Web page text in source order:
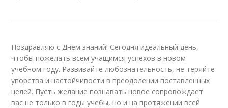
Поздравляю с Днем знаний! Сегодня идеальный день,
чтобы пожелать всем учащимся успехов в новом
учебном году. Развивайте любознательность, не теряйте
упорства и настойчивости в преодолении поставленных
целей. Пусть желание познавать новое сопровождает
вас не только в годы учебы, но и на протяжении всей